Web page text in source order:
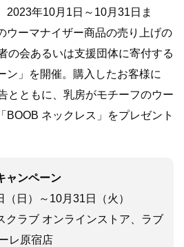
2023年10月1日～10月31日ま
ウーマナイザー商品の売り上げの
の会あるいは支援団体に寄付する
ン」を開催。購入したお客様に
とともに、乳房がモチーフのウー
BOOB ネックレス」をプレゼント
ャンペーン
日）～10月31日（火）
クラブ オンラインストア、ラブ
レ原宿店